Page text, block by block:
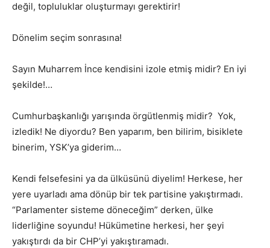
değil, topluluklar oluşturmayı gerektirir!
Dönelim seçim sonrasına!
Sayın Muharrem İnce kendisini izole etmiş midir? En iyi
şekilde!…
Cumhurbaşkanlığı yarışında örgütlenmiş midir? Yok,
izledik! Ne diyordu? Ben yaparım, ben bilirim, bisiklete
binerim, YSK’ya giderim…
Kendi felsefesini ya da ülküsünü diyelim! Herkese, her
yere uyarladı ama dönüp bir tek partisine yakıştırmadı.
“Parlamenter sisteme döneceğim” derken, ülke
liderliğine soyundu! Hükümetine herkesi, her şeyi
yakıştırdı da bir CHP’yi yakıştıramadı.